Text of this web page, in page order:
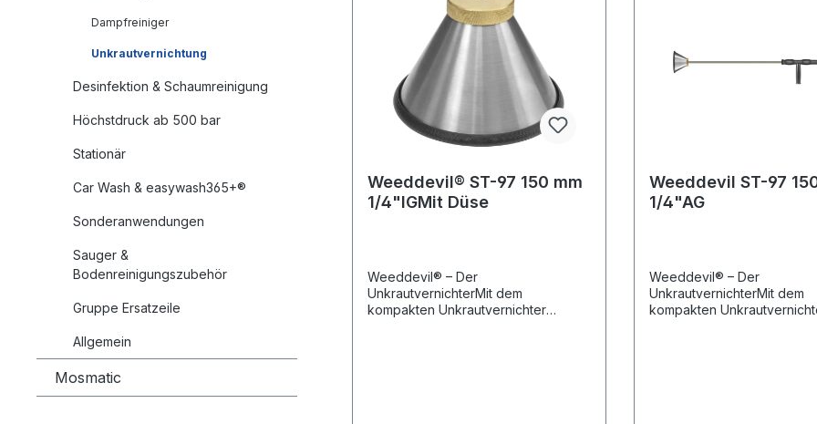
Dampfreiniger
Unkrautvernichtung
Desinfektion & Schaumreinigung
Höchstdruck ab 500 bar
Stationär
Car Wash & easywash365+®
Sonderanwendungen
Sauger &
Bodenreinigungszubehör
Gruppe Ersatzeile
Allgemein
Mosmatic
Weeddevil® ST-97 150 mm
1/4"IGMit Düse
Weeddevil® – Der
UnkrautvernichterMit dem
kompakten Unkrautvernichter
Weeddevil ST-97
1/4"AG
Weeddevil® – Der
UnkrautvernichterMit dem
kompakten